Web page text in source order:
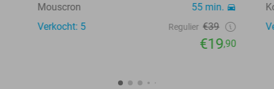
Mouscron
55 min.
Verkocht: 5
Regulier €39
€19,90